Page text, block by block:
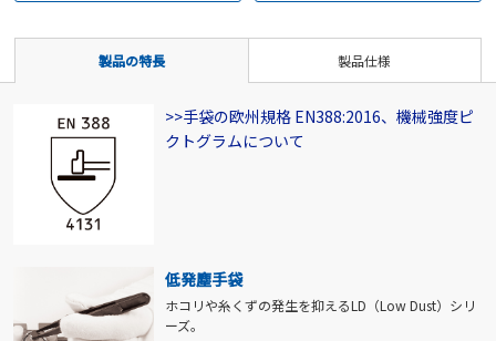
製品の特長 製品仕様
>>手袋の欧州規格 EN388:2016、機械強度ピ
クトグラムについて
低発塵手袋
ホコリや糸くずの発生を抑えるLD（Low Dust）シリ
ーズ。